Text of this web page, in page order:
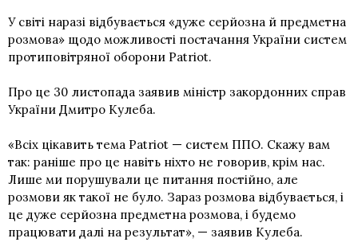
У світі наразі відбувається «дуже серйозна й предметна
розмова» щодо можливості постачання України систем
протиповітряної оборони Patriot.
Про це 30 листопада заявив міністр закордонних справ
України Дмитро Кулеба.
«Всіх цікавить тема Patriot — систем ППО. Скажу вам
так: раніше про це навіть ніхто не говорив, крім нас.
Лише ми порушували це питання постійно, але
розмови як такої не було. Зараз розмова відбувається, і
це дуже серйозна предметна розмова, і будемо
працювати далі на результат», — заявив Кулеба.